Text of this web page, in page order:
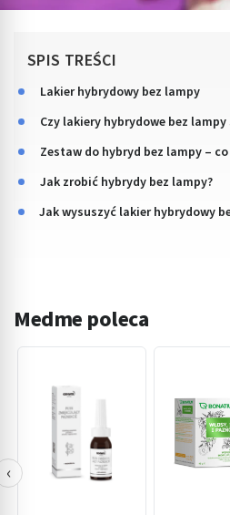
SPIS TREŚCI
Lakier hybrydowy bez lampy
Czy lakiery hybrydowe bez lampy
Zestaw do hybryd bez lampy –
Jak zrobić hybrydy bez lampy?
Jak wysuszyć lakier hybrydowy
Medme poleca
‹